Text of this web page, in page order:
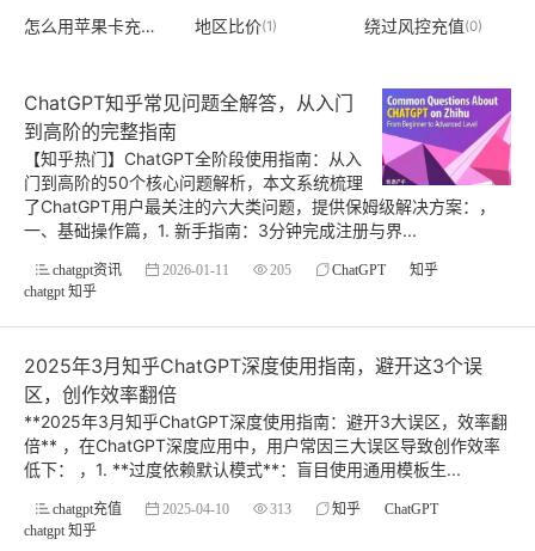
怎么用苹果卡充值gpt (1)地区比价(1) 绕过风控充值(0)
ChatGPT知乎常见问题全解答，从入门
到高阶的完整指南
【知乎热门】ChatGPT全阶段使用指南：从入
门到高阶的50个核心问题解析，本文系统梳理
了ChatGPT用户最关注的六大类问题，提供保姆级解决方案：，
一、基础操作篇，1. 新手指南：3分钟完成注册与界...
chatgpt资讯 2026-01-11 205 ChatGPT
知乎
chatgpt 知乎
2025年3月知乎ChatGPT深度使用指南，避开这3个误
区，创作效率翻倍
**2025年3月知乎ChatGPT深度使用指南：避开3大误区，效率翻
倍** ，在ChatGPT深度应用中，用户常因三大误区导致创作效率
低下： ，1. **过度依赖默认模式**：盲目使用通用模板生...
chatgpt充值 2025-04-10 313 知乎
ChatGPT
chatgpt 知乎